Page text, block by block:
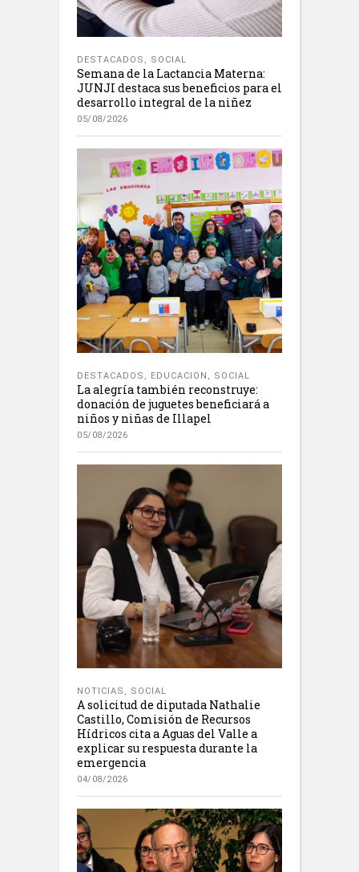
DESTACADOS , SOCIAL
Semana de la Lactancia Materna:
JUNJI destaca sus beneficios para el
desarrollo integral de la niñez
05/08/2026
DESTACADOS , EDUCACION , SOCIAL
La alegría también reconstruye:
donación de juguetes beneficiará a
niños y niñas de Illapel
05/08/2026
NOTICIAS , SOCIAL
A solicitud de diputada Nathalie
Castillo, Comisión de Recursos
Hídricos cita a Aguas del Valle a
explicar su respuesta durante la
emergencia
04/08/2026